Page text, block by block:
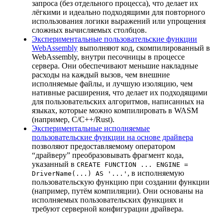
запроса (без отдельного процесса), что делает их
лёгкими и идеально подходящими для повторного
использования логики выражений или упрощения
сложных вычисляемых столбцов.
Экспериментальные пользовательские функции
WebAssembly выполняют код, скомпилированный в
WebAssembly, внутри песочницы в процессе
сервера. Они обеспечивают меньшие накладные
расходы на каждый вызов, чем внешние
исполняемые файлы, и лучшую изоляцию, чем
нативные расширения, что делает их подходящими
для пользовательских алгоритмов, написанных на
языках, которые можно компилировать в WASM
(например, C/C++/Rust).
Экспериментальные исполняемые
пользовательские функции на основе драйвера
позволяют предоставляемому оператором
“драйверу” преобразовывать фрагмент кода,
указанный в CREATE FUNCTION ... ENGINE =
DriverName(...) AS '...' , в исполняемую
пользовательскую функцию при создании функции
(например, путём компиляции). Они основаны на
исполняемых пользовательских функциях и
требуют серверной конфигурации драйвера.